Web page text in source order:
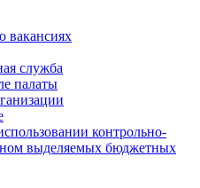
вакансиях
служба
палаты
контрольно-
выделяемых бюджетных